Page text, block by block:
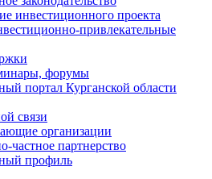
инвестиционного проекта
привлекательные
форумы
портал Курганской области
связи
организации
частное партнерство
профиль